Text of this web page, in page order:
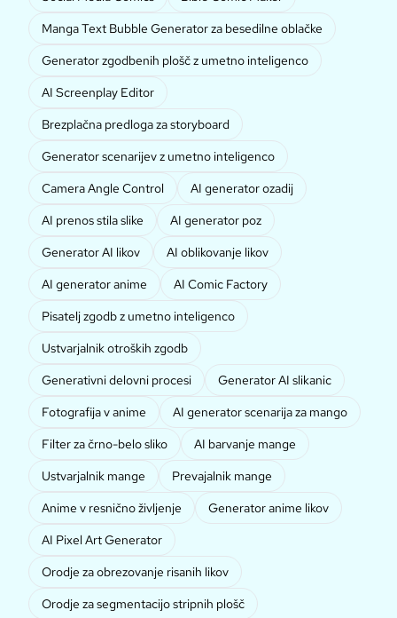
Manga Text Bubble Generator za besedilne oblačke
Generator zgodbenih plošč z umetno inteligenco
AI Screenplay Editor
Brezplačna predloga za storyboard
Generator scenarijev z umetno inteligenco
Camera Angle Control
AI generator ozadij
AI prenos stila slike
AI generator poz
Generator AI likov
AI oblikovanje likov
AI generator anime
AI Comic Factory
Pisatelj zgodb z umetno inteligenco
Ustvarjalnik otroških zgodb
Generativni delovni procesi
Generator AI slikanic
Fotografija v anime
AI generator scenarija za mango
Filter za črno-belo sliko
AI barvanje mange
Ustvarjalnik mange
Prevajalnik mange
Anime v resnično življenje
Generator anime likov
AI Pixel Art Generator
Orodje za obrezovanje risanih likov
Orodje za segmentacijo stripnih plošč